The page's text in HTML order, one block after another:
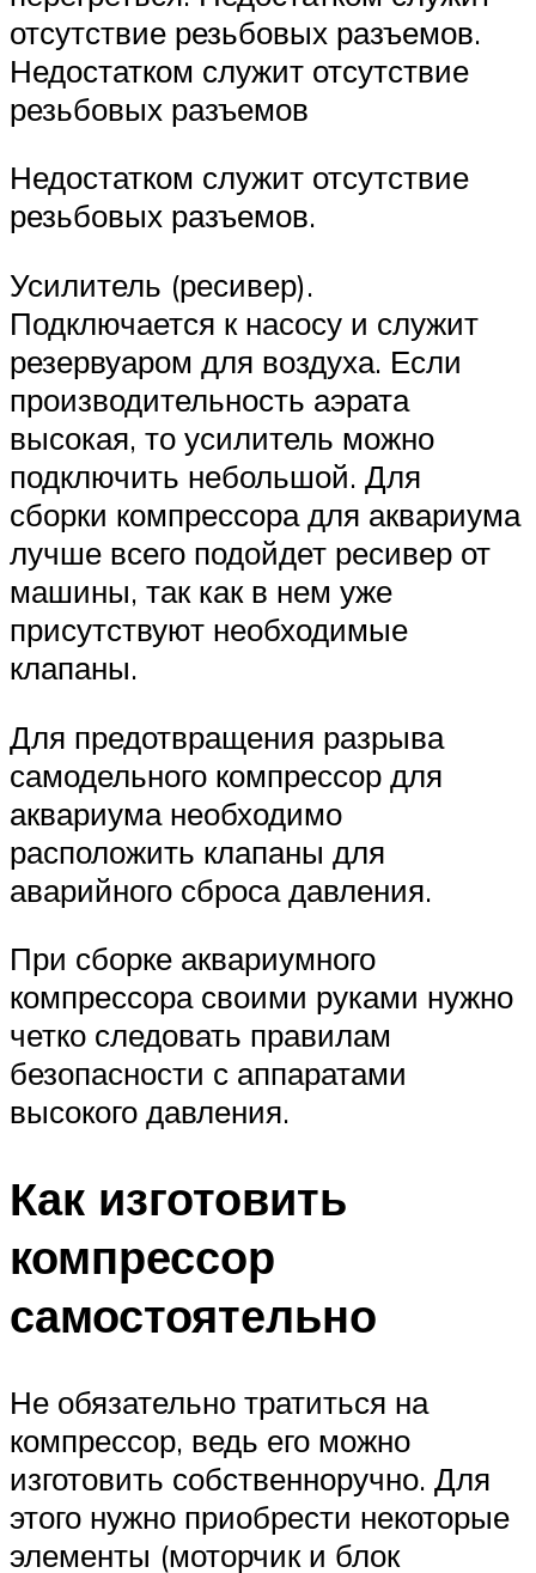
отсутствие резьбовых разъемов.
Недостатком служит отсутствие
резьбовых разъемов
Недостатком служит отсутствие
резьбовых разъемов.
Усилитель (ресивер).
Подключается к насосу и служит
резервуаром для воздуха. Если
производительность аэрата
высокая, то усилитель можно
подключить небольшой. Для
сборки компрессора для аквариума
лучше всего подойдет ресивер от
машины, так как в нем уже
присутствуют необходимые
клапаны.
Для предотвращения разрыва
самодельного компрессор для
аквариума необходимо
расположить клапаны для
аварийного сброса давления.
При сборке аквариумного
компрессора своими руками нужно
четко следовать правилам
безопасности с аппаратами
высокого давления.
Как изготовить
компрессор
самостоятельно
Не обязательно тратиться на
компрессор, ведь его можно
изготовить собственноручно. Для
этого нужно приобрести некоторые
элементы (моторчик и блок